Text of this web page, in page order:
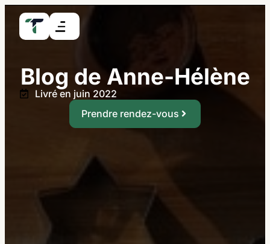
Blog de Anne-Hélène
Livré en juin 2022
Prendre rendez-vous